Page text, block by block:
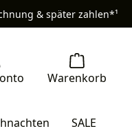
& später zahlen*¹
SALE